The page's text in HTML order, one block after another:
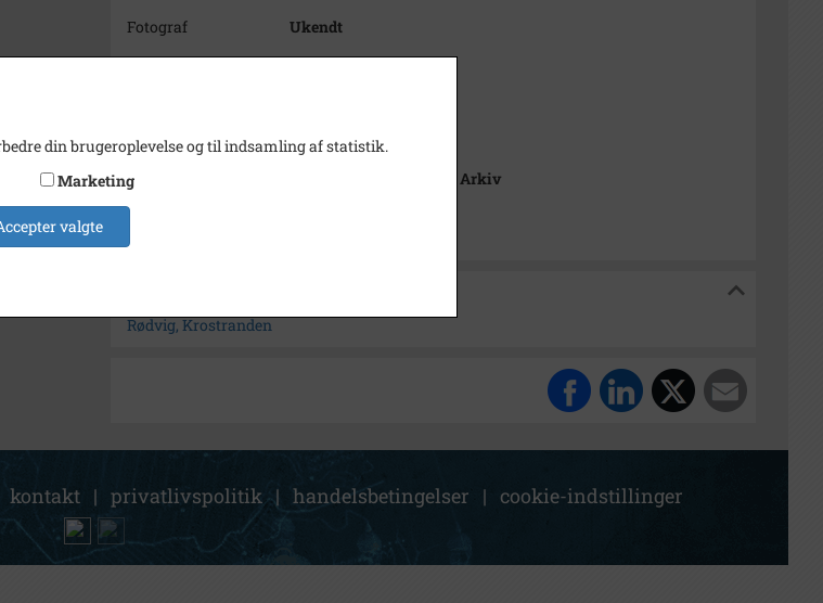
Fotograf
Ukendt
Størrelse
9 x 14
Se på kort
Arkiv
Stevns Lokalhistoriske Arkiv
Rødvig, Krostranden
kontakt | privatlivspolitik | handelsbetingelser | cookie-indstillinger
din brugeroplevelse og til indsamling af statistik.
Marketing
valgte